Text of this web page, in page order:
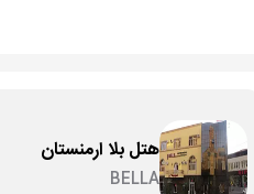
هتل بلا ارمنستان
BELLA